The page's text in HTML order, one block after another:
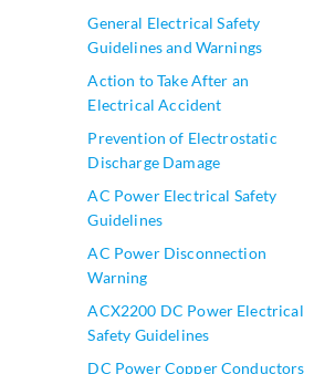
General Electrical Safety
Guidelines and Warnings
Action to Take After an
Electrical Accident
Prevention of Electrostatic
Discharge Damage
AC Power Electrical Safety
Guidelines
AC Power Disconnection
Warning
ACX2200 DC Power Electrical
Safety Guidelines
DC Power Copper Conductors